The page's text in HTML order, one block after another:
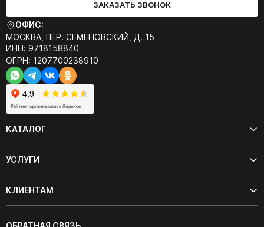
ЗАКАЗАТЬ ЗВОНОК
ОФИС:
МОСКВА, ПЕР. СЕМЁНОВСКИЙ, Д. 15
ИНН: 9718158840
ОГРН: 1207700238910
КАТАЛОГ
УСЛУГИ
КЛИЕНТАМ